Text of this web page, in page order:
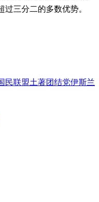
过三分二的多数优势。
民联盟土著团结党伊斯兰